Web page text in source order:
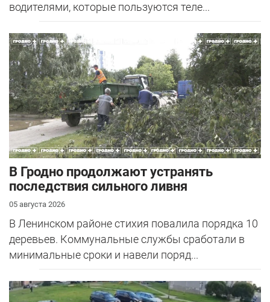
водителями, которые пользуются теле...
В Гродно продолжают устранять
последствия сильного ливня
05 августа 2026
В Ленинском районе стихия повалила порядка 10
деревьев. Коммунальные службы сработали в
минимальные сроки и навели поряд...